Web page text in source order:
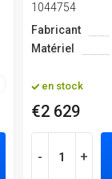
1044754
Fabricant
Matériel
en stock
€2 629
- +